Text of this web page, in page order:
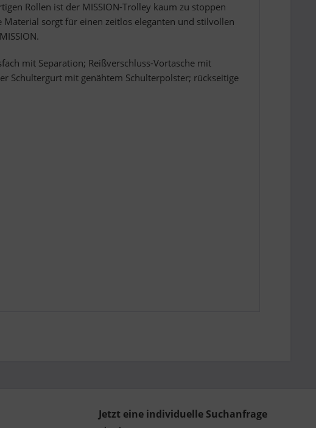
Rollen ist der MISSION-Trolley kaum zu stoppen
sorgt für einen zeitlos eleganten und stilvollen
mit Separation; Reißverschluss-Vortasche mit
Schultergurt mit genähtem Schulterpolster; rückseitige
Jetzt eine individuelle Suchanfrage